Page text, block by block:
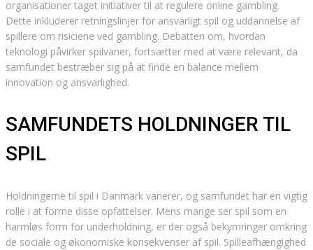
organisationer taget initiativer til at regulere online gambling.
Dette inkluderer retningslinjer for ansvarligt spil og uddannelse af
spillere om risiciene ved gambling. Debatten om, hvordan
teknologi påvirker spilvaner, fortsætter med at være relevant, da
samfundet bestræber sig på at finde en balance mellem
innovation og ansvarlighed.
SAMFUNDETS HOLDNINGER TIL
SPIL
Holdningerne til spil i Danmark varierer, og samfundet har en vigtig
rolle i at forme disse opfattelser. Mens mange ser spil som en
harmløs form for underholdning, er der også bekymringer omkring
de sociale og økonomiske konsekvenser af spil. Spilleafhængighed